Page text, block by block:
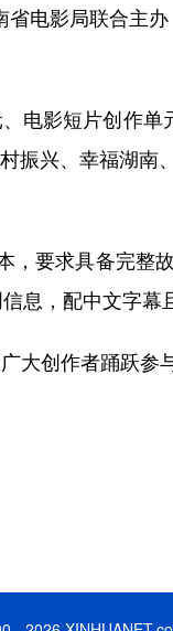
影局联合主办
影短片创作
振兴、幸福湖
要求具备完整
，配中文字幕
创作者踊跃参